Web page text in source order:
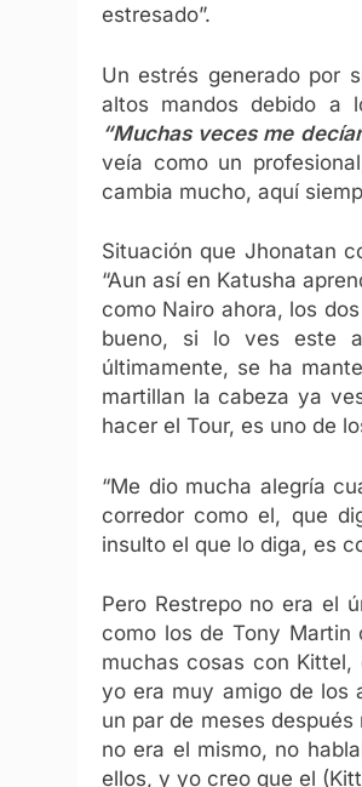
estresado”.
Un estrés generado por
altos mandos debido a
“Muchas veces me
veía como un
cambia mucho, aquí
Situación que Jhonatan
“Aun así en Katusha
como Nairo ahora, los
bueno, si lo ves este
últimamente, se ha
martillan la cabeza ya
hacer el Tour, es uno de
“Me dio mucha alegría
corredor como el, que
insulto el que lo diga, es
Pero Restrepo no era el
como los de Tony Martin
muchas cosas con
yo era muy amigo de los
un par de meses
no era el mismo, no
ellos, y yo creo que el